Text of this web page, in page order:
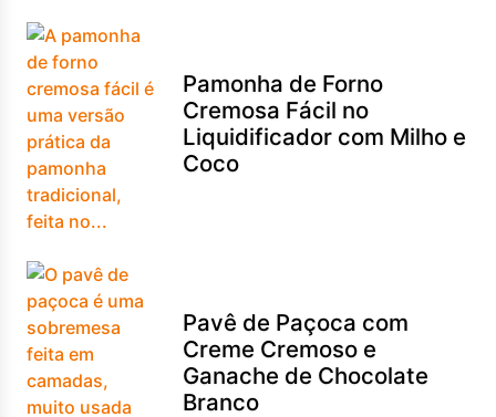
Pamonha de Forno
Cremosa Fácil no
Liquidificador com Milho e
Coco
Pavê de Paçoca com
Creme Cremoso e
Ganache de Chocolate
Branco